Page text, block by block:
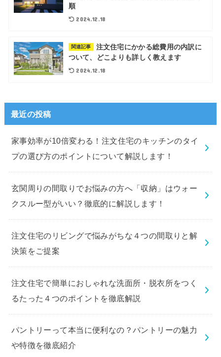
順
2024.12.18
関連記事
注文住宅にかかる総費用の内訳に
ついて、どこよりも詳しく教えます
2024.12.18
最近の投稿
家事効率が10倍変わる！注文住宅のキッチンのタイ
プの選び方のポイントについて解説します！
玄関周りの間取りでお悩みの方へ「収納」はウォー
クスルー型がいい？徹底的に解説します！
注文住宅のリビングで悩みがちな４つの間取りと解
決策をご提案
注文住宅で簡単におしゃれな洗面所・脱衣所をつく
るたった４つのポイントを徹底解説
パントリーって本当に便利なの？パントリーの魅力
や特徴を徹底紹介